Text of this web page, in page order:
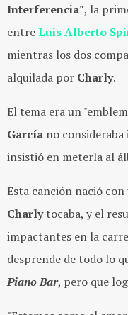
Interferencia", la
entreLuis Alberto
mientras los dos
alquilada por Charly.
El tema era un
García no
insistió en meterla al
Esta canción nació con
Charlytocaba, y el
impactantes en la
desprende de todo lo
Piano Bar, pero que